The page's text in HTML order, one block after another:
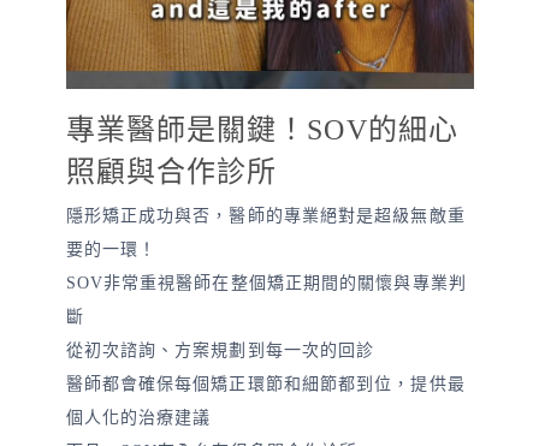
專業醫師是關鍵！SOV的細心
照顧與合作診所
隱形矯正成功與否，醫師的專業絕對是超級無敵重
要的一環！
SOV非常重視醫師在整個矯正期間的關懷與專業判
斷
從初次諮詢、方案規劃到每一次的回診
醫師都會確保每個矯正環節和細節都到位，提供最
個人化的治療建議